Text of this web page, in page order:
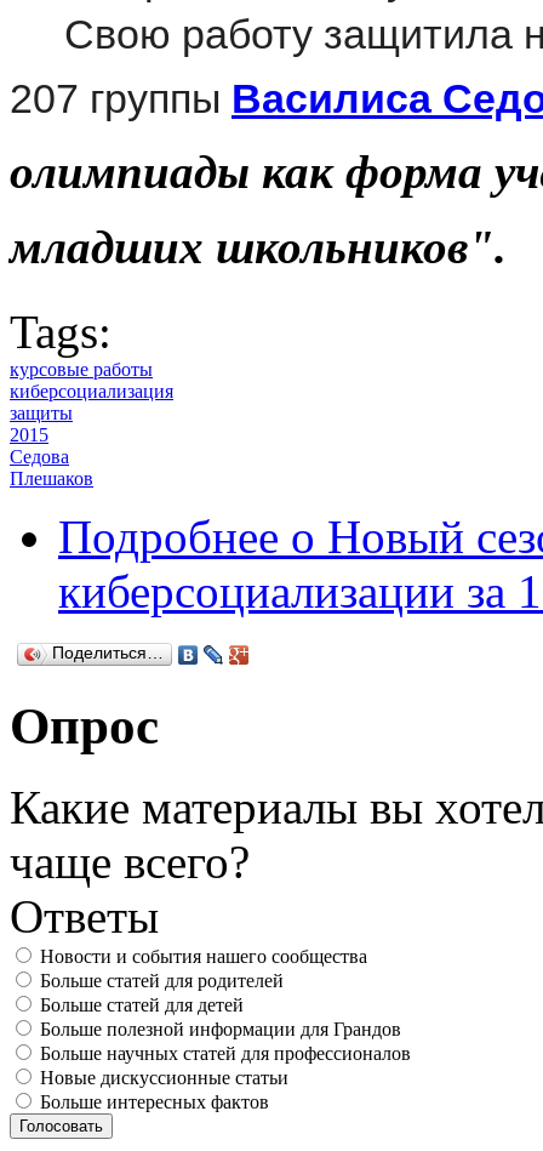
Свою работу защитила
207 группы Василиса
олимпиады как форма
младших школьников".
Tags:
курсовые работы
киберсоциализация
защиты
2015
Седова
Плешаков
Подробнее о Новый
киберсоциализации за
Поделиться…
Опрос
Какие материалы вы
чаще всего?
Ответы
Новости и события нашего сообщества
Больше статей для родителей
Больше статей для детей
Больше полезной информации для Грандов
Больше научных статей для профессионалов
Новые дискуссионные статьи
Больше интересных фактов